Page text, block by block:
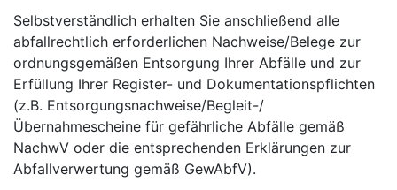
Selbstverständlich erhalten Sie anschließend alle
abfallrechtlich erforderlichen Nachweise/Belege zur
ordnungsgemäßen Entsorgung Ihrer Abfälle und zur
Erfüllung Ihrer Register- und Dokumentationspflichten
(z.B. Entsorgungsnach­weise/Begleit-/
Übernahmescheine für gefährliche Abfälle gemäß
NachwV oder die entsprechenden Erklärungen zur
Abfallverwertung gemäß GewAbfV).